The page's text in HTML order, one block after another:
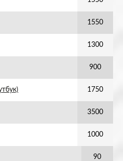
1550
1300
900
1750
3500
1000
90